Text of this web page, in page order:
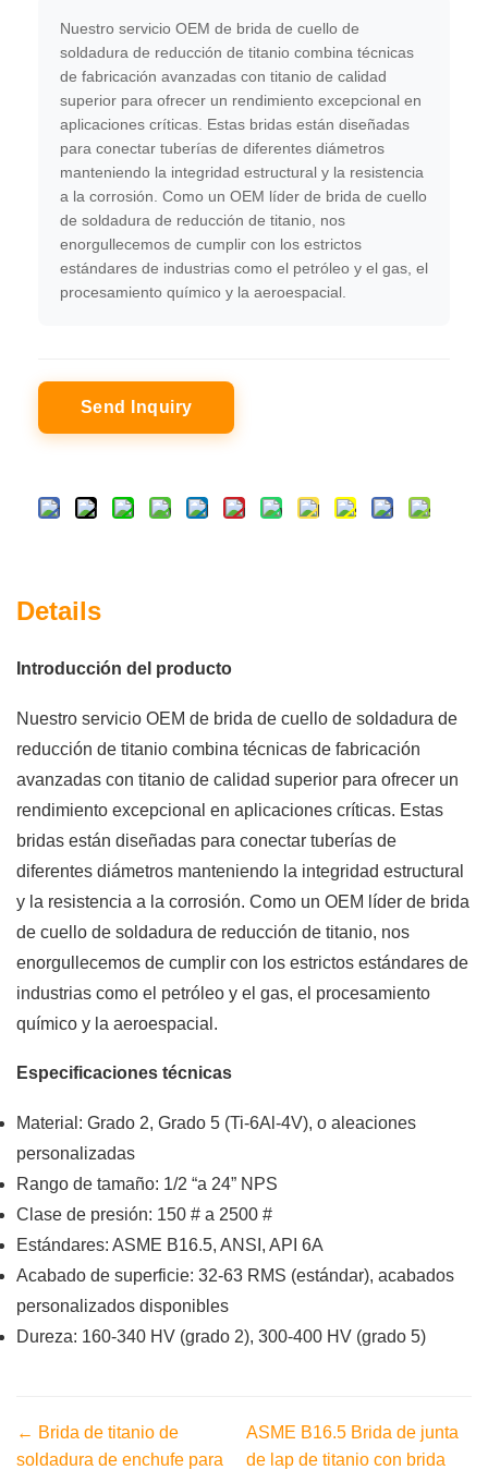
Nuestro servicio OEM de brida de cuello de
soldadura de reducción de titanio combina técnicas
de fabricación avanzadas con titanio de calidad
superior para ofrecer un rendimiento excepcional en
aplicaciones críticas. Estas bridas están diseñadas
para conectar tuberías de diferentes diámetros
manteniendo la integridad estructural y la resistencia
a la corrosión. Como un OEM líder de brida de cuello
de soldadura de reducción de titanio, nos
enorgullecemos de cumplir con los estrictos
estándares de industrias como el petróleo y el gas, el
procesamiento químico y la aeroespacial.
Send Inquiry
Details
Introducción del producto
Nuestro servicio OEM de brida de cuello de soldadura de
reducción de titanio combina técnicas de fabricación
avanzadas con titanio de calidad superior para ofrecer un
rendimiento excepcional en aplicaciones críticas. Estas
bridas están diseñadas para conectar tuberías de
diferentes diámetros manteniendo la integridad estructural
y la resistencia a la corrosión. Como un OEM líder de brida
de cuello de soldadura de reducción de titanio, nos
enorgullecemos de cumplir con los estrictos estándares de
industrias como el petróleo y el gas, el procesamiento
químico y la aeroespacial.
Especificaciones técnicas
Material: Grado 2, Grado 5 (Ti-6Al-4V), o aleaciones
personalizadas
Rango de tamaño: 1/2 “a 24” NPS
Clase de presión: 150 # a 2500 #
Estándares: ASME B16.5, ANSI, API 6A
Acabado de superficie: 32-63 RMS (estándar), acabados
personalizados disponibles
Dureza: 160-340 HV (grado 2), 300-400 HV (grado 5)
← Brida de titanio de
soldadura de enchufe para
ASME B16.5 Brida de junta
de lap de titanio con brida